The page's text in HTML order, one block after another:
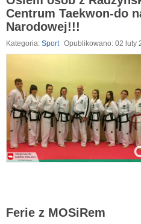
Centrum Taekwon-do
Narodowej!!!
Kategoria: Sport Opublikowano: 02 luty
Ferie z MOSiRem